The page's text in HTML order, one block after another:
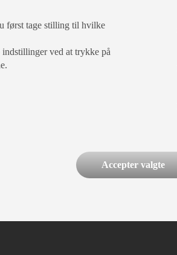
først tage stilling til hvilke
ved at trykke på
Accepter valgte